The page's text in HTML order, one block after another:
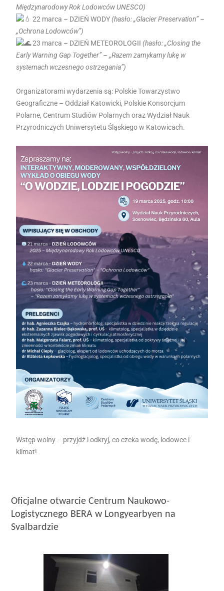
Międzynarodowy Rok Lodowców UNESCO)
22 marca – DZIEŃ WODY(hasło: „Glacier Preservation” –
„Ochrona Lodowców”)
23 marca – DZIEŃ METEOROLOGII (hasło: „Closing the
Early Warning Gap Together” – „Razem zamykamy lukę w
systemach wczesnego ostrzegania”)
Organizatorami wydarzenia są: Polskie Towarzystwo
Geograficzne – Oddział Katowicki, Polskie Konsorcjum
Polarne, Centrum Studiów Polarnych orazWydział Nauk
Przyrodniczych Uniwersytetu Śląskiego w Katowicach.
Wstęp wolny – przyjdź i odkryj, co czeka wodę, lodowce i
klimat!
Oficjalne otwarcie Centrum Naukowo-
Logistycznego BERA w Longyearbyen na
Svalbardzie